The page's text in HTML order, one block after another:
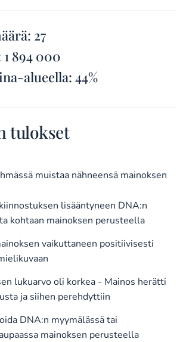
27
894 000
alueella: 44%
tulokset
muistaa nähneensä mainoksen
lisääntyneen DNA:n
kohtaan mainoksen perusteella
vaikuttaneen positiivisesti
lukuarvo oli korkea - Mainos herätti
ja siihen perehdyttiin
DNA:n myymälässä tai
mainoksen perusteella